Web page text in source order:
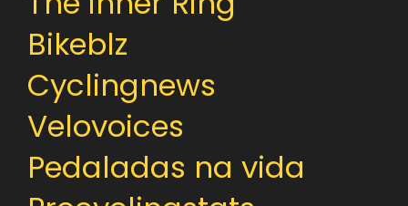
Bikeblz
Cyclingnews
Velovoices
Pedaladas na vida